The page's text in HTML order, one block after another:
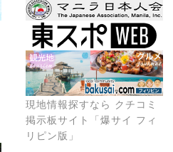
現地情報探すなら クチコミ
掲示板サイト「爆サイ フィ
リピン版」